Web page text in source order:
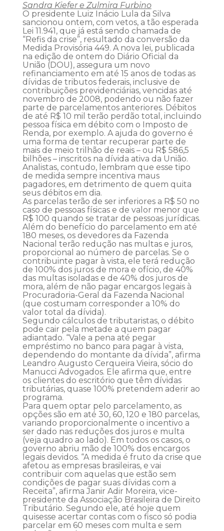
Sandra Kiefer e Zulmira Furbino
O presidente Luiz Inácio Lula da Silva
sancionou ontem, com vetos, a tão esperada
Lei 11.941, que já está sendo chamada de
“Refis da crise”, resultado da conversão da
Medida Provisória 449. A nova lei, publicada
na edição de ontem do Diário Oficial da
União (DOU), assegura um novo
refinanciamento em até 15 anos de todas as
dívidas de tributos federais, inclusive de
contribuições previdenciárias, vencidas até
novembro de 2008, podendo ou não fazer
parte de parcelamentos anteriores. Débitos
de até R$ 10 mil terão perdão total, incluindo
pessoa física em débito com o Imposto de
Renda, por exemplo. A ajuda do governo é
uma forma de tentar recuperar parte de
mais de meio trilhão de reais – ou R$ 586,5
bilhões – inscritos na dívida ativa da União.
Analistas, contudo, lembram que esse tipo
de medida sempre incentiva maus
pagadores, em detrimento de quem quita
seus débitos em dia.
As parcelas terão de ser inferiores a R$ 50 no
caso de pessoas físicas e de valor menor que
R$ 100 quando se tratar de pessoas jurídicas.
Além do benefício do parcelamento em até
180 meses, os devedores da Fazenda
Nacional terão redução nas multas e juros,
proporcional ao número de parcelas. Se o
contribuinte pagar à vista, ele terá redução
de 100% dos juros de mora e ofício, de 40%
das multas isoladas e de 40% dos juros de
mora, além de não pagar encargos legais à
Procuradoria-Geral da Fazenda Nacional
(que costumam corresponder a 10% do
valor total da dívida).
Segundo cálculos de tributaristas, o débito
pode cair pela metade a quem pagar
adiantado. “Vale a pena até pegar
empréstimo no banco para pagar à vista,
dependendo do montante da dívida”, afirma
Leandro Augusto Cerqueira Vieira, sócio do
Manucci Advogados. Ele afirma que, entre
os clientes do escritório que têm dívidas
tributárias, quase 100% pretendem aderir ao
programa.
Para quem optar pelo parcelamento, as
opções são em até 30, 60, 120 e 180 parcelas,
variando proporcionalmente o incentivo a
ser dado nas reduções dos juros e multa
(veja quadro ao lado). Em todos os casos, o
governo abriu mão de 100% dos encargos
legais devidos. “A medida é fruto da crise que
afetou as empresas brasileiras, e vai
contribuir com aquelas que estão sem
condições de pagar suas dívidas com a
Receita”, afirma Janir Adir Moreira, vice-
presidente da Associação Brasileira de Direito
Tributário. Segundo ele, até hoje quem
quisesse acertar contas com o fisco só podia
parcelar em 60 meses com multa e sem